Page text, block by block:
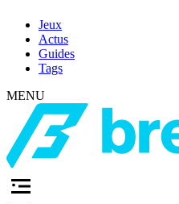
Jeux
Actus
Guides
Tags
MENU